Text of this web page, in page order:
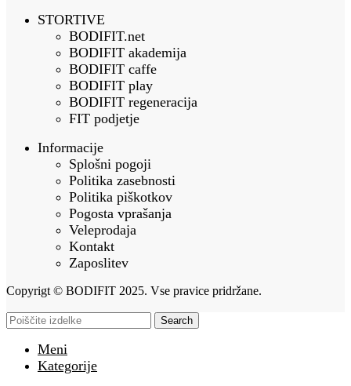
STORTIVE
BODIFIT.net
BODIFIT akademija
BODIFIT caffe
BODIFIT play
BODIFIT regeneracija
FIT podjetje
Informacije
Splošni pogoji
Politika zasebnosti
Politika piškotkov
Pogosta vprašanja
Veleprodaja
Kontakt
Zaposlitev
Copyrigt © BODIFIT 2025. Vse pravice pridržane.
Search
Meni
Kategorije